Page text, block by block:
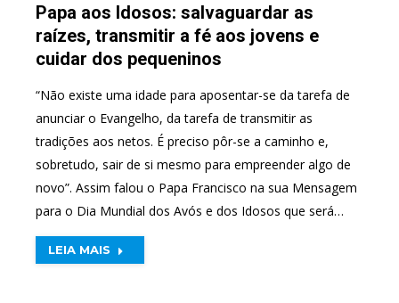
Papa aos Idosos: salvaguardar as
raízes, transmitir a fé aos jovens e
cuidar dos pequeninos
“Não existe uma idade para aposentar-se da tarefa de
anunciar o Evangelho, da tarefa de transmitir as
tradições aos netos. É preciso pôr-se a caminho e,
sobretudo, sair de si mesmo para empreender algo de
novo”. Assim falou o Papa Francisco na sua Mensagem
para o Dia Mundial dos Avós e dos Idosos que será…
LEIA MAIS